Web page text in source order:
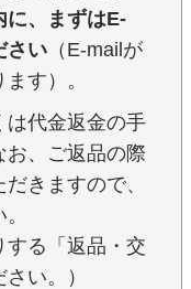
に、まずはE-
さい （E-mailが
す）。
は代金返金の手
お、ご返品の際
きますので、
する「返品・交
い。）